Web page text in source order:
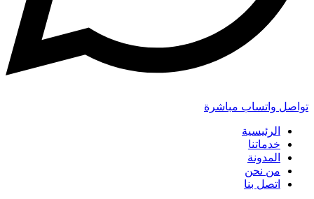
تواصل واتساب مباشرة
الرئيسية
خدماتنا
المدونة
من نحن
اتصل بنا